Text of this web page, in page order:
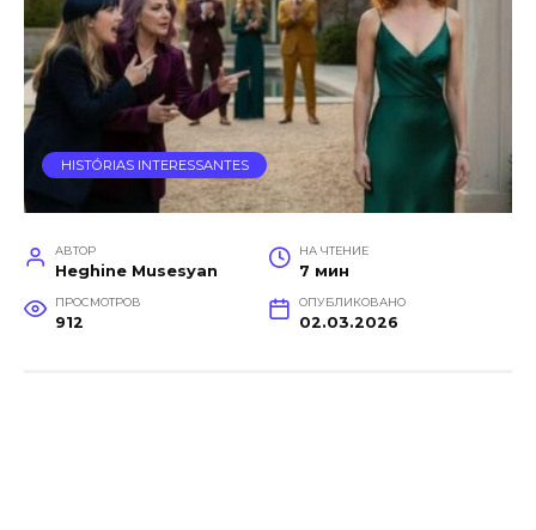
HISTÓRIAS INTERESSANTES
АВТОР
Heghine Musesyan
НА ЧТЕНИЕ
7 мин
ПРОСМОТРОВ
912
ОПУБЛИКОВАНО
02.03.2026